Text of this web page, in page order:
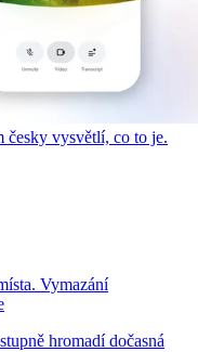
česky vysvětlí, co to je.
Vymazání
hromadí dočasná